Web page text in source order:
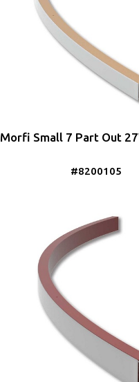
Morfi Small 7 Part Out
#8200105